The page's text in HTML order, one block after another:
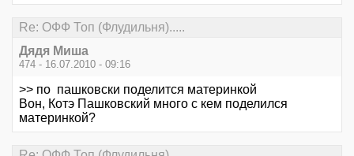
Re: ОФФ Топ (Флудильня).....
Дядя Миша
474 - 16.07.2010 - 09:16
>> по пашковски поделится материнкой
Вон, Котэ Пашковский много с кем поделился
материнкой?